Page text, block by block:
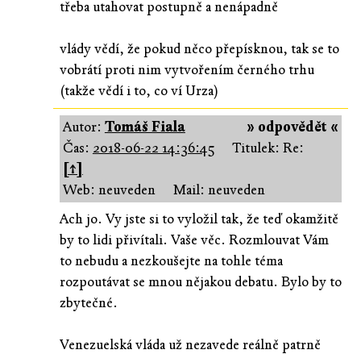
třeba utahovat postupně a nenápadně
vlády vědí, že pokud něco přepísknou, tak se to
vobrátí proti nim vytvořením černého trhu
(takže vědí i to, co ví Urza)
» odpovědět «
Autor: Tomáš Fiala
Čas: 2018-06-22 14:36:45
Titulek: Re:
[↑]
Web: neuveden
Mail: neuveden
Ach jo. Vy jste si to vyložil tak, že teď okamžitě
by to lidi přivítali. Vaše věc. Rozmlouvat Vám
to nebudu a nezkoušejte na tohle téma
rozpoutávat se mnou nějakou debatu. Bylo by to
zbytečné.
Venezuelská vláda už nezavede reálně patrně